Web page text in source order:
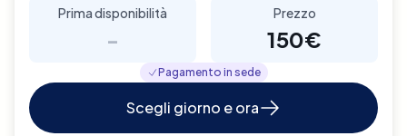
Prima disponibilità
-
Prezzo
150€
Pagamento in sede
Scegli giorno e ora